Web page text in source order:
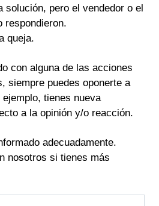
solución, pero el vendedor o el
respondieron.
queja.
con alguna de las acciones
siempre puedes oponerte a
tienes nueva
a la opinión y/o reacción.
adecuadamente.
nosotros si tienes más